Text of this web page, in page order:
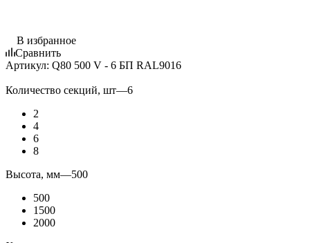
В избранное
Сравнить
Артикул: Q80 500 V - 6 БП RAL9016
Количество секций, шт—6
2
4
6
8
Высота, мм—500
500
1500
2000